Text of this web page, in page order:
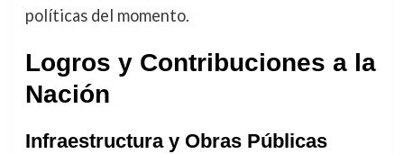
políticas del momento.
Logros y Contribuciones a la
Nación
Infraestructura y Obras Públicas